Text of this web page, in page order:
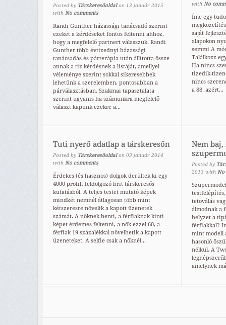
Posted by Társkeresőoldal on 13 január 2015
with No comments
Randi Gunther házassági tanácsadó szerint
ezeket a kérdéseket fontos feltenni ahhoz,
hogy a megfelelő partnert válasszuk. Randi
Gunther több évtizednyi házassági
tanácsadás és párterápia után állította össze
annak a tíz kérdésnek a listáját, amellyel
véleménye szerint sokkal sikeresebbek
lehetünk a szerelemben, pontosabban a
párválasztásban. Szakmai tapasztalata
szerint ugyanis ha számunkra megfelelő
választ kapunk ezekre a...
with No
Íme egy
saját
alapokon
semmi A
Találkozz
Ha nincs
tizedik-
nincs
a 88. azért...
Tuti nyerő adatlap a társkeresőn
Posted by Társkeresőoldal on 03 január 2014
with No comments
Érdekes (és hasznos) dolgok derültek ki egy
4000 profilt feldolgozó brit társkeresős
kutatásból. A teljes testet mutató képek
mindkét nemnél átlagosan több mint
kétszeresre növelik a kapott üzenetek
számát. A nőknek benti, a férfiaknak kinti
képet érdemes feltenni, a nők ezzel 60, a
férfiak 19 százalékkal növelhetik a kapott
üzeneteket. A selfie csak a nőknél...
Nem baj,
Posted by
2013 with No
tetoválás
álmodnak a
helyzet a
férfiakkal?
mint modell
hasonló
nélkül. A
amelynek